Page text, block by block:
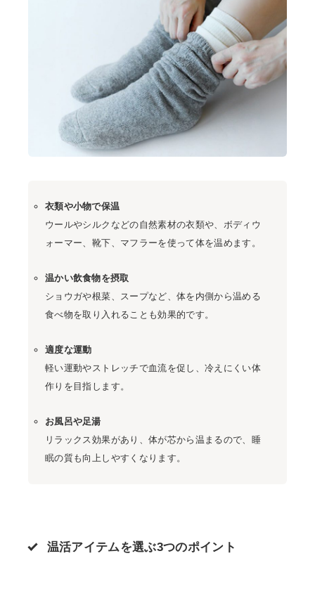
衣類や小物で保温
ウールやシルクなどの自然素材の衣類や、ボディウ
ォーマー、靴下、マフラーを使って体を温めます。
温かい飲食物を摂取
ショウガや根菜、スープなど、体を内側から温める
食べ物を取り入れることも効果的です。
適度な運動
軽い運動やストレッチで血流を促し、冷えにくい体
作りを目指します。
お風呂や足湯
リラックス効果があり、体が芯から温まるので、睡
眠の質も向上しやすくなります。
温活アイテムを選ぶ3つのポイント